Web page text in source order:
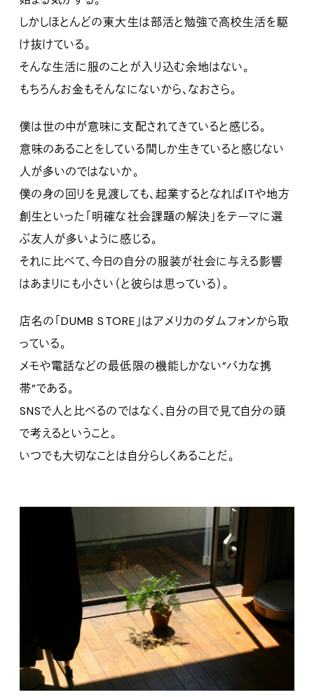
しかしほとんどの東大生は部活と勉強で高校生活を駆
け抜けている。
そんな生活に服のことが入り込む余地はない。
もちろんお金もそんなにないから、なおさら。
僕は世の中が意味に支配されてきていると感じる。
意味のあることをしている間しか生きていると感じない
人が多いのではないか。
僕の身の回りを見渡しても、起業するとなればITや地方
創生といった「明確な社会課題の解決」をテーマに選
ぶ友人が多いように感じる。
それに比べて、今日の自分の服装が社会に与える影響
はあまりにも小さい（と彼らは思っている）。
店名の「DUMB STORE」はアメリカのダムフォンから取
っている。
メモや電話などの最低限の機能しかない”バカな携
帯”である。
SNSで人と比べるのではなく、自分の目で見て自分の頭
で考えるということ。
いつでも大切なことは自分らしくあることだ。